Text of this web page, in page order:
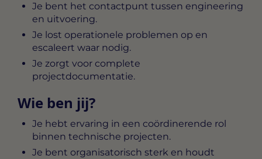
Je bent het contactpunt tussen engineering
en uitvoering.
Je lost operationele problemen op en
escaleert waar nodig.
Je zorgt voor complete
projectdocumentatie.
Wie ben jij?
Je hebt ervaring in een coördinerende rol
binnen technische projecten.
Je bent organisatorisch sterk en houdt